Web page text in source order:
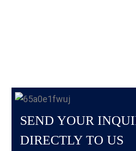
SEND YOUR
DIRECTLY TO US